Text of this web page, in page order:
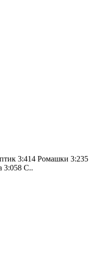
3:414 Ромашки 3:235
3:058 С..